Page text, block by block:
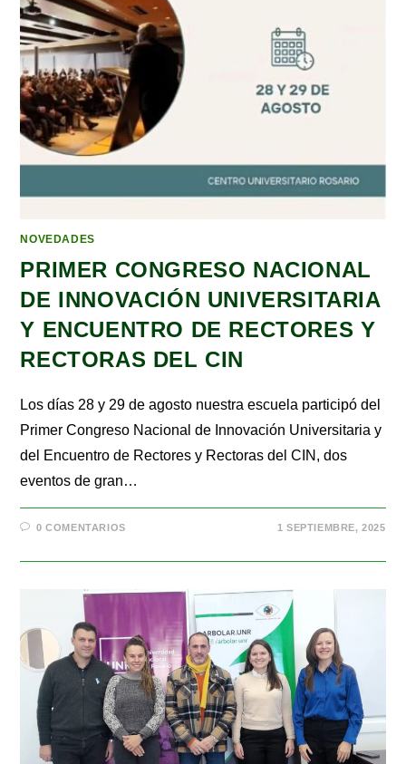
NOVEDADES
PRIMER CONGRESO NACIONAL
DE INNOVACIÓN UNIVERSITARIA
Y ENCUENTRO DE RECTORES Y
RECTORAS DEL CIN
Los días 28 y 29 de agosto nuestra escuela participó del
Primer Congreso Nacional de Innovación Universitaria y
del Encuentro de Rectores y Rectoras del CIN, dos
eventos de gran…
0 COMENTARIOS 1 SEPTIEMBRE, 2025